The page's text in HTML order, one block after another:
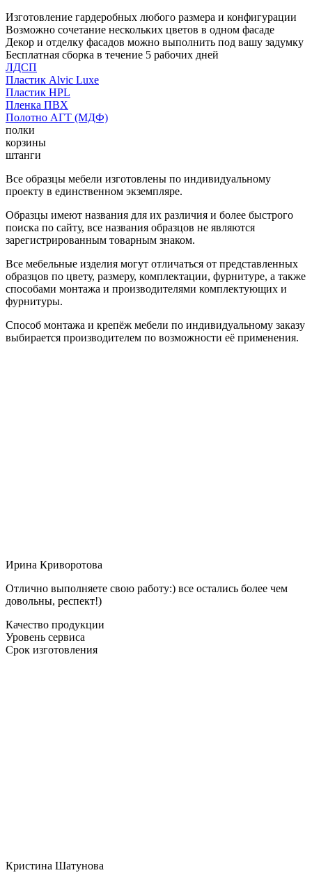
Изготовление гардеробных любого размера и конфигурации
Возможно сочетание нескольких цветов в одном фасаде
Декор и отделку фасадов можно выполнить под вашу задумку
Бесплатная сборка в течение 5 рабочих дней
ЛДСП
Пластик Alvic Luxe
Пластик HPL
Пленка ПВХ
Полотно АГТ (МДФ)
полки
корзины
штанги
Все образцы мебели изготовлены по индивидуальному
проекту в единственном экземпляре.
Образцы имеют названия для их различия и более быстрого
поиска по сайту, все названия образцов не являются
зарегистрированным товарным знаком.
Все мебельные изделия могут отличаться от представленных
образцов по цвету, размеру, комплектации, фурнитуре, а также
способами монтажа и производителями комплектующих и
фурнитуры.
Способ монтажа и крепёж мебели по индивидуальному заказу
выбирается производителем по возможности её применения.
Ирина Криворотова
Отлично выполняете свою работу:) все остались более чем
довольны, респект!)
Качество продукции
Уровень сервиса
Срок изготовления
Кристина Шатунова